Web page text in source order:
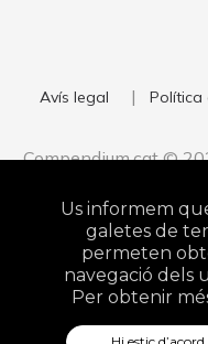
Avís legal | Política
Compendium.cat ©
Us informem
galetes de
permeten
navegació dels
Per obtenir